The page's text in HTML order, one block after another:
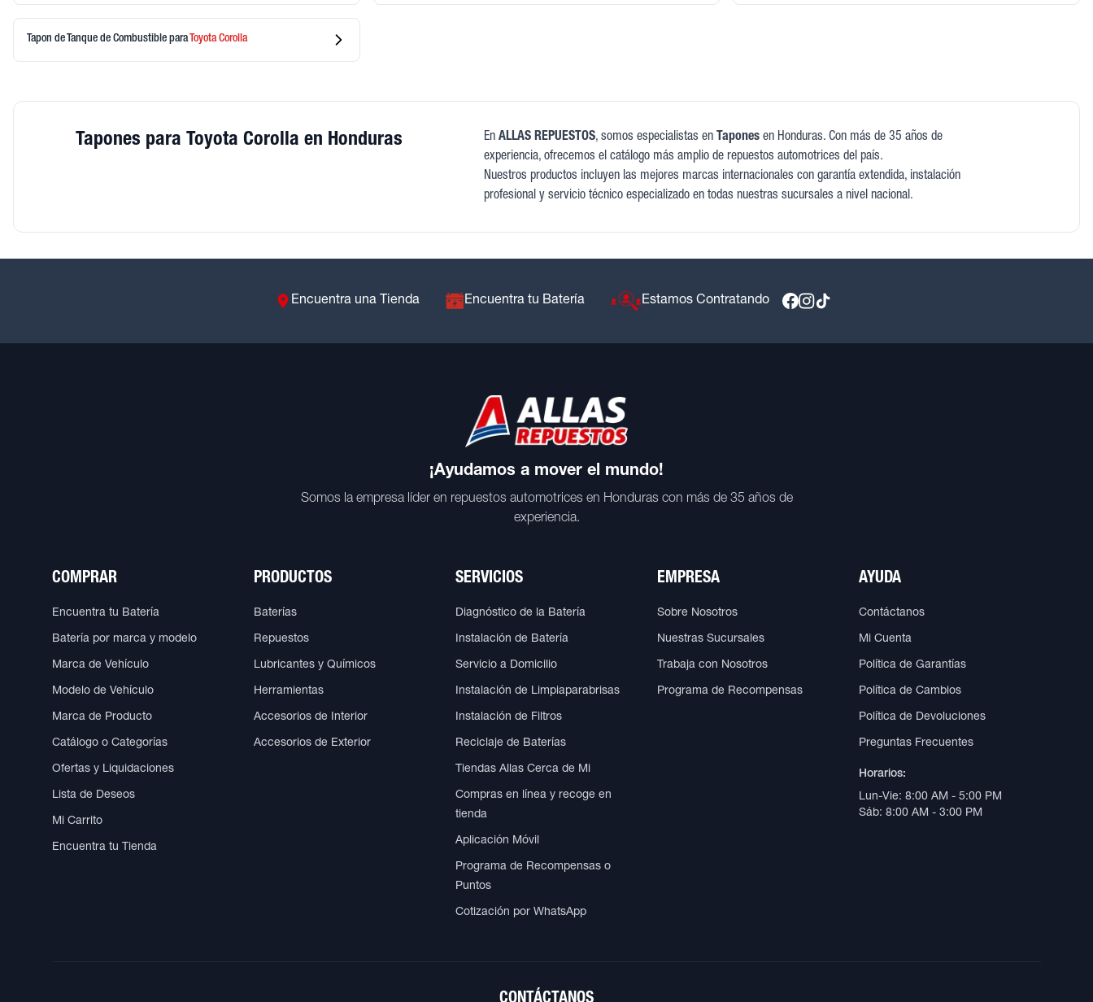
Tapon de Tanque de Combustible para ToyotaCorolla
Tapones para Toyota Corolla en Honduras En ALLAS REPUESTOS, somos especialistas en Taponesen Honduras. Con más de 35 años de
experiencia, ofrecemos el catálogo más amplio de repuestos automotrices del país.
Nuestros productos incluyen las mejores marcas internacionales con garantía extendida, instalación
profesional y servicio técnico especializado en todas nuestras sucursales a nivel nacional.
Encuentra una Tienda Encuentra tu Batería Estamos Contratando
¡Ayudamos a mover el mundo!
Somos la empresa líder en repuestos automotrices en Honduras con más de 35 años de
experiencia.
COMPRAR
Encuentra tu Batería
Batería por marca y modelo
Marca de Vehículo
Modelo de Vehículo
Marca de Producto
Catálogo o Categorías
Ofertas y Liquidaciones
Lista de Deseos
Mi Carrito
Encuentra tu Tienda
PRODUCTOS
Baterías
Repuestos
Lubricantes y Químicos
Herramientas
Accesorios de Interior
Accesorios de Exterior
SERVICIOS
Diagnóstico de la Batería
Instalación de Batería
Servicio a Domicilio
Instalación de Limpiaparabrisas
Instalación de Filtros
Reciclaje de Baterías
Tiendas Allas Cerca de Mi
Compras en línea y recoge en
tienda
Aplicación Móvil
Programa de Recompensas o
Puntos
Cotización por WhatsApp
EMPRESA
Sobre Nosotros
Nuestras Sucursales
Trabaja con Nosotros
Programa de Recompensas
AYUDA
Contáctanos
Mi Cuenta
Política de Garantías
Política de Cambios
Política de Devoluciones
Preguntas Frecuentes
Horarios:
Lun-Vie: 8:00 AM - 5:00 PM
Sáb: 8:00 AM - 3:00 PM